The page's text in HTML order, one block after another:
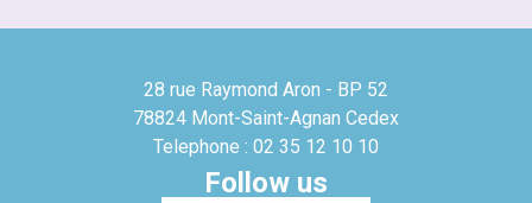
28 rue Raymond Aron - BP 52
78824 Mont-Saint-Agnan Cedex
Telephone : 02 35 12 10 10
Follow us